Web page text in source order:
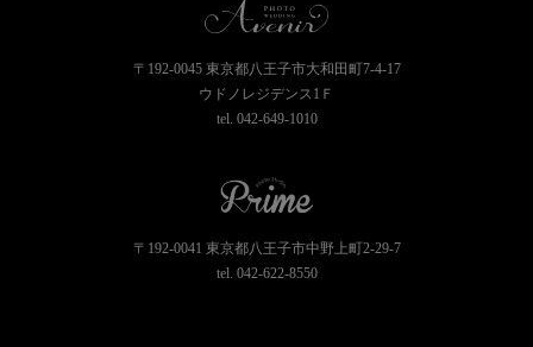
〒192-0045 東京都八王子市大和田町7-4-17
ウドノレジデンス1Ｆ
tel. 042-649-1010
〒192-0041 東京都八王子市中野上町2-29-7
tel. 042-622-8550